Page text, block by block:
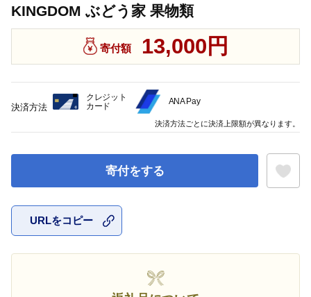
KINGDOM ぶどう家 果物類
寄付額 13,000円
寄付をする
URLをコピー
決済方法
クレジット
カード
ANA Pay
決済方法ごとに決済上限額が異なります。